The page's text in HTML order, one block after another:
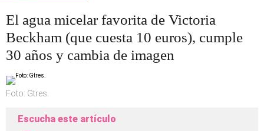
El agua micelar favorita de Victoria
Beckham (que cuesta 10 euros), cumple
30 años y cambia de imagen
Foto: Gtres.
Escucha este artículo